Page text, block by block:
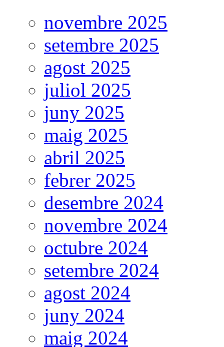
novembre 2025
setembre 2025
agost 2025
juliol 2025
juny 2025
maig 2025
abril 2025
febrer 2025
desembre 2024
novembre 2024
octubre 2024
setembre 2024
agost 2024
juny 2024
maig 2024